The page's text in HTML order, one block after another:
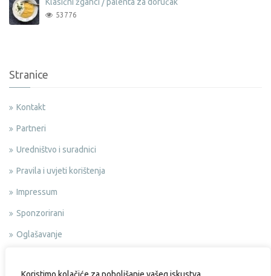
53776
Stranice
Kontakt
Partneri
Uredništvo i suradnici
Pravila i uvjeti korištenja
Impressum
Sponzorirani
Oglašavanje